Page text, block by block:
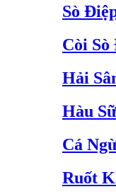
Sò
Còi
Hải
Hàu
Cá
Ruốt